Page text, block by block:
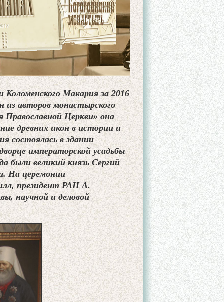
Макария за 2016
авторов монастырского
Церкви» она
древних икон в истории и
состоялась в здании
императорской усадьбы
были великий князь Сергий
На церемонии
президент РАН А.
научной и деловой